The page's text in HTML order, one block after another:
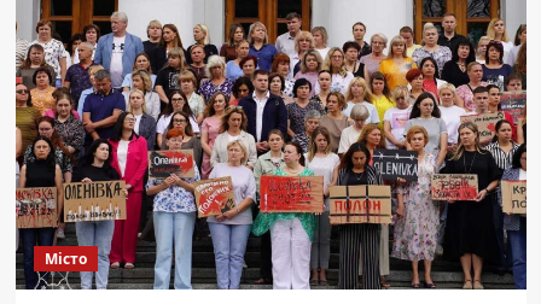
здобула
«срібло»
на
чемпіонаті
Європи
Місто